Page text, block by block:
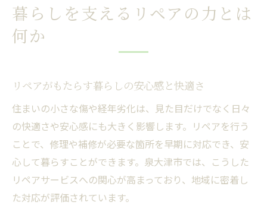
住環境を快適に保つリペア活用術
日々のメンテナンスとリペアの効果的な組
リペアによる経年劣化の対策と予防ポイン
ト
リペアで実現する快適な住環境のコツ
リペアの利用で生活の質を向上させる秘訣
泉大津市で注目されるリペア事例紹介
暮らしを支えるリペアの力とは
何か
リペアがもたらす暮らしの安心感と快適さ
住まいの小さな傷や経年劣化は、見た目だけでなく日々
の快適さや安心感にも大きく影響します。リペアを行う
ことで、修理や補修が必要な箇所を早期に対応でき、安
心して暮らすことができます。泉大津市では、こうした
リペアサービスへの関心が高まっており、地域に密着し
た対応が評価されています。